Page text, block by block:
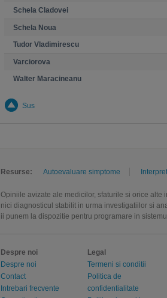
Schela Cladovei
Schela Noua
Tudor Vladimirescu
Varciorova
Walter Maracineanu
Sus
Resurse: Autoevaluare simptome
Opiniile avizate ale medicilor, sfaturile si orice
nici diagnosticul stabilit in urma investigatiilor si
ii punem la dispozitie pentru programare in
Despre noi
Despre noi
Contact
Intrebari frecvente
Legal
Termeni si conditii
Politica de
confidentialitate